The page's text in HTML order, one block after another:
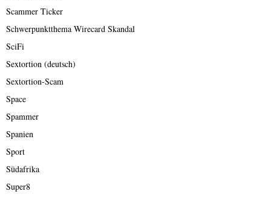
Scammer Ticker
Schwerpunktthema Wirecard Skandal
SciFi
Sextortion (deutsch)
Sextortion-Scam
Space
Spammer
Spanien
Sport
Südafrika
Super8